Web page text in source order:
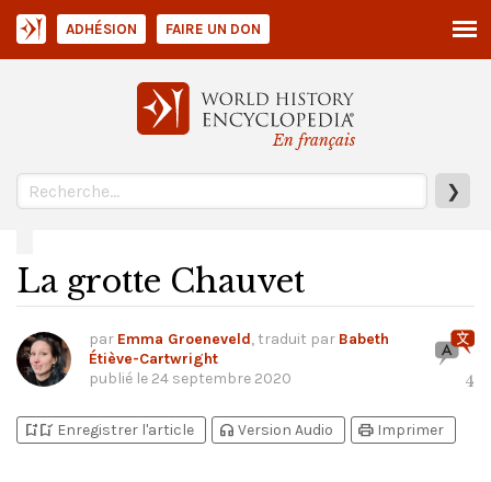
En français
❯
ADHÉSION FAIRE UN DON
La grotte Chauvet
par Emma Groeneveld, traduit par Babeth
Étiève-Cartwright
publié le 24 septembre 2020 4
bookmark_addbookmark_added Enregistrer l'article headphones Version Audio print Imprimer